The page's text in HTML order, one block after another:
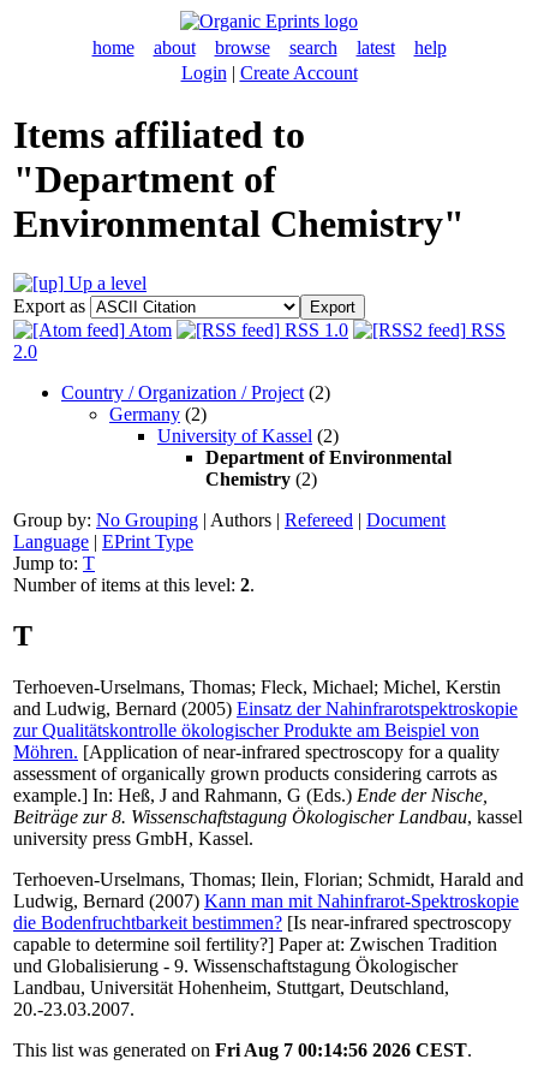
home about browse search latest
help
Login | Create Account
Items affiliated to
"Department of
Environmental Chemistry"
Up a level
Export as
Atom
RSS 1.0
RSS
2.0
Country / Organization / Project (2)
Germany (2)
University of Kassel (2)
Department of Environmental
Chemistry (2)
Group by: No Grouping | Authors | Refereed | Document
Language | EPrint Type
Jump to: T
Number of items at this level: 2.
T
Terhoeven-Urselmans, Thomas; Fleck, Michael; Michel, Kerstin
and Ludwig, Bernard (2005) Einsatz der Nahinfrarotspektroskopie
zur Qualitätskontrolle ökologischer Produkte am Beispiel von
Möhren. [Application of near-infrared spectroscopy for a quality
assessment of organically grown products considering carrots as
example.] In: Heß, J and Rahmann, G (Eds.) Ende der Nische,
Beiträge zur 8. Wissenschaftstagung Ökologischer Landbau, kassel
university press GmbH, Kassel.
Terhoeven-Urselmans, Thomas; Ilein, Florian; Schmidt, Harald and
Ludwig, Bernard (2007) Kann man mit Nahinfrarot-Spektroskopie
die Bodenfruchtbarkeit bestimmen? [Is near-infrared spectroscopy
capable to determine soil fertility?] Paper at: Zwischen Tradition
und Globalisierung - 9. Wissenschaftstagung Ökologischer
Landbau, Universität Hohenheim, Stuttgart, Deutschland,
20.-23.03.2007.
This list was generated on Fri Aug 7 00:14:56 2026 CEST.